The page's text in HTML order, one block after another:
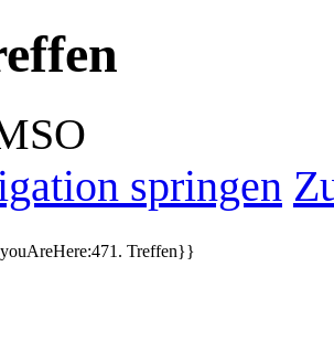
springen
Treffen}}